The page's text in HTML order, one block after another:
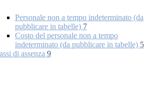
Personale non a tempo indeterminato (da
pubblicare in tabelle) 7
Costo del personale non a tempo
indeterminato (da pubblicare in tabelle) 5
di assenza 9